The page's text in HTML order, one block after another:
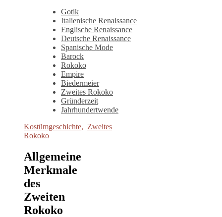
Gotik
Italienische Renaissance
Englische Renaissance
Deutsche Renaissance
Spanische Mode
Barock
Rokoko
Empire
Biedermeier
Zweites Rokoko
Gründerzeit
Jahrhundertwende
Kostümgeschichte, Zweites
Rokoko
Allgemeine
Merkmale
des
Zweiten
Rokoko